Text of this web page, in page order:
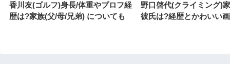
香川友(ゴルフ)身長/体重やプロフ経
歴は?家族(父/母/兄弟) についても
野口啓代(クライミング)
彼氏は?経歴とかわいい